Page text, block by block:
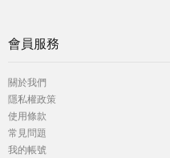
會員服務
關於我們
隱私權政策
使用條款
常見問題
我的帳號